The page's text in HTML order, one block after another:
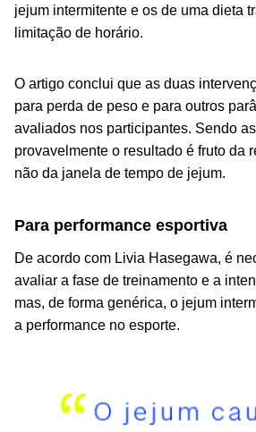
jejum intermitente e os de uma dieta
limitação de horário.
O artigo conclui que as duas
para perda de peso e para outros
avaliados nos participantes. Sendo
provavelmente o resultado é fruto da
não da janela de tempo de jejum.
Para performance esportiva
De acordo com Livia Hasegawa, é
avaliar a fase de treinamento e a
mas, de forma genérica, o jejum
a performance no esporte.